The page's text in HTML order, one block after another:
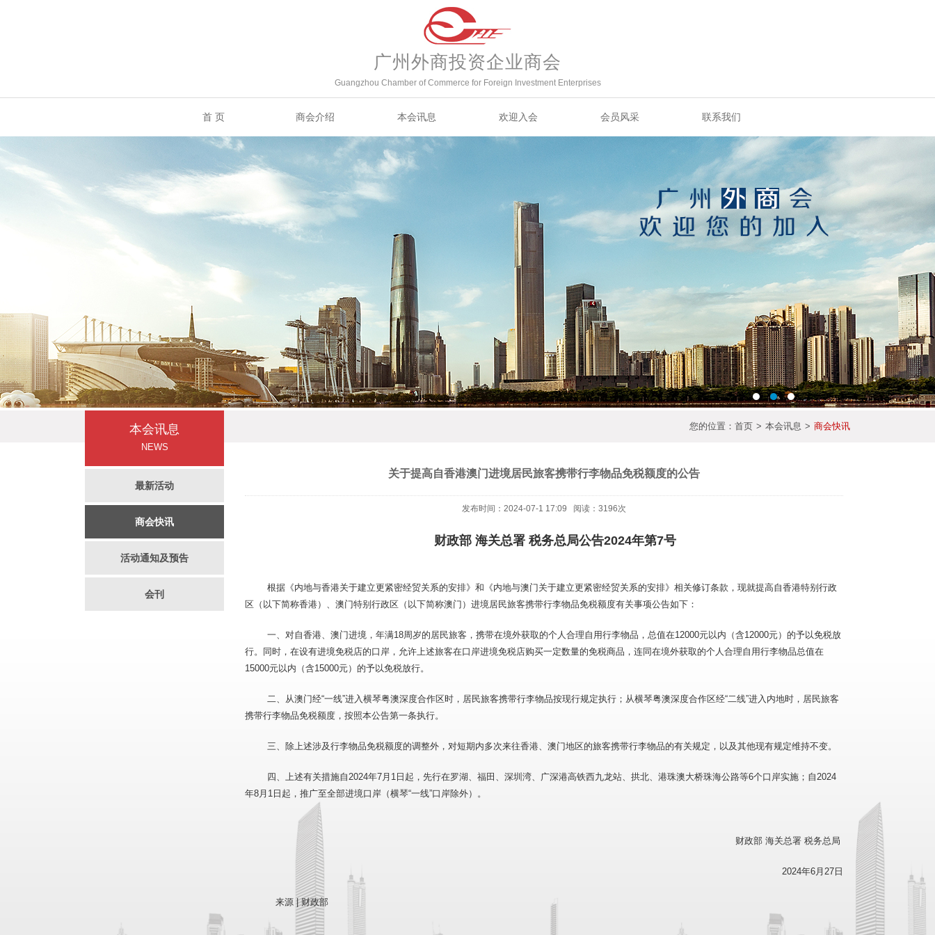
广州外商投资企业商会
Guangzhou Chamber of Commerce for Foreign Investment Enterprises
首 页 商会介绍 本会讯息 欢迎入会 会员风采 联系我们
您的位置： 首页 > 本会讯息 > 商会快讯
本会讯息
NEWS
最新活动
商会快讯
活动通知及预告
会刊
关于提高自香港澳门进境居民旅客携带行李物品免税额度的公告
发布时间：2024-07-1 17:09 阅读：3196次
财政部 海关总署 税务总局公告2024年第7号
根据《内地与香港关于建立更紧密经贸关系的安排》和《内地与澳门关于建立更紧密经贸关系的安排》相关修订条款，现就提高自香港特别行政
区（以下简称香港）、澳门特别行政区（以下简称澳门）进境居民旅客携带行李物品免税额度有关事项公告如下：
一、对自香港、澳门进境，年满18周岁的居民旅客，携带在境外获取的个人合理自用行李物品，总值在12000元以内（含12000元）的予以免税放
行。同时，在设有进境免税店的口岸，允许上述旅客在口岸进境免税店购买一定数量的免税商品，连同在境外获取的个人合理自用行李物品总值在
15000元以内（含15000元）的予以免税放行。
二、从澳门经“一线”进入横琴粤澳深度合作区时，居民旅客携带行李物品按现行规定执行；从横琴粤澳深度合作区经“二线”进入内地时，居民旅客
携带行李物品免税额度，按照本公告第一条执行。
三、除上述涉及行李物品免税额度的调整外，对短期内多次来往香港、澳门地区的旅客携带行李物品的有关规定，以及其他现有规定维持不变。
四、上述有关措施自2024年7月1日起，先行在罗湖、福田、深圳湾、广深港高铁西九龙站、拱北、港珠澳大桥珠海公路等6个口岸实施；自2024
年8月1日起，推广至全部进境口岸（横琴“一线”口岸除外）。
财政部 海关总署 税务总局
2024年6月27日
来源 | 财政部